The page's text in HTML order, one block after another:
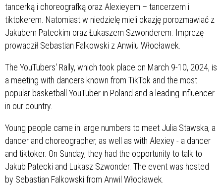
tancerką i choreografką oraz Alexieyem – tancerzem i
tiktokerem. Natomiast w niedzielę mieli okazję porozmawiać z
Jakubem Pateckim oraz Łukaszem Szwonderem. Imprezę
prowadził Sebastian Falkowski z Anwilu Włocławek.
The YouTubers' Rally, which took place on March 9-10, 2024, is
a meeting with dancers known from TikTok and the most
popular basketball YouTuber in Poland and a leading influencer
in our country.
Young people came in large numbers to meet Julia Stawska, a
dancer and choreographer, as well as with Alexiey - a dancer
and tiktoker. On Sunday, they had the opportunity to talk to
Jakub Patecki and Lukasz Szwonder. The event was hosted
by Sebastian Falkowski from Anwil Włocławek.